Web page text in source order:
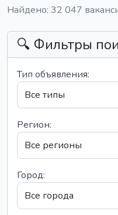
Найдено: 32 047
🔍 Фильтры
Тип объявления:
Регион:
Город: